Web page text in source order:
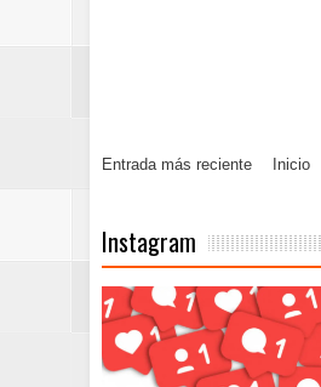
Entrada más reciente Inicio
Instagram